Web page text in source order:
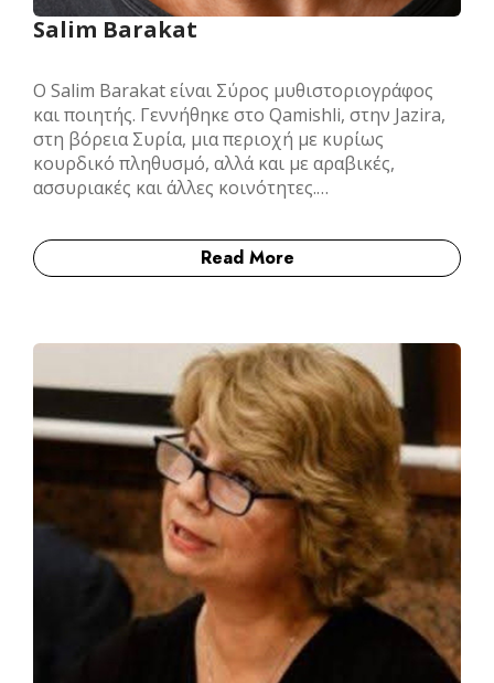
Salim Barakat
Ο Salim Barakat είναι Σύρος μυθιστοριογράφος
και ποιητής. Γεννήθηκε στο Qamishli, στην Jazira,
στη βόρεια Συρία, μια περιοχή με κυρίως
κουρδικό πληθυσμό, αλλά και με αραβικές,
ασσυριακές και άλλες κοινότητες.…
Read More